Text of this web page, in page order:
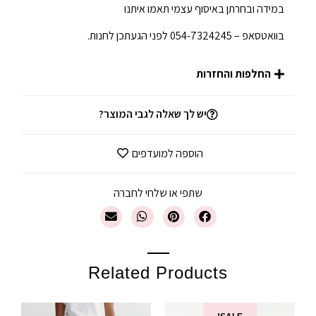
במידה ובחרתן באיסוף עצמי תאמו איתנו
בוואטסאפ – 054-7324245 לפני הגעתכן לחנות.
החלפות והחזרות
יש לך שאלה לגבי המוצר?
הוספה למועדפים
שתפי או שלחי לחברה
Related Products